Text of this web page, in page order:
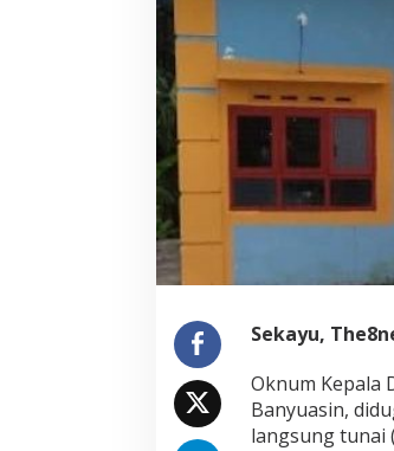
Sekayu,
Oknum Kepala
Banyuasin,
langsung tunai